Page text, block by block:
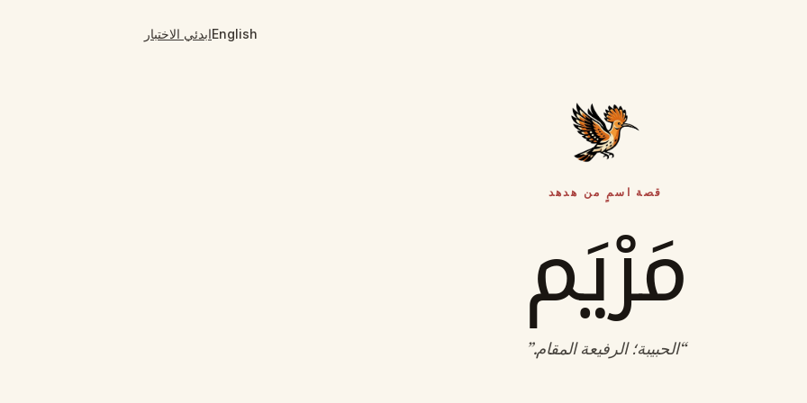
Englishابدئي الاختبار
قصة اسمٍ من هدهد
مَرْيَم“الحبيبة؛ الرفيعة المقام.”